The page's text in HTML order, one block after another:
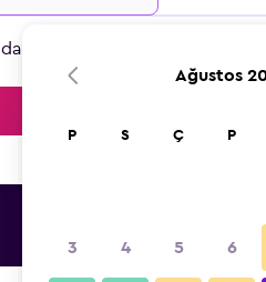
Ağustos
P S Ç P
3 4 5 6